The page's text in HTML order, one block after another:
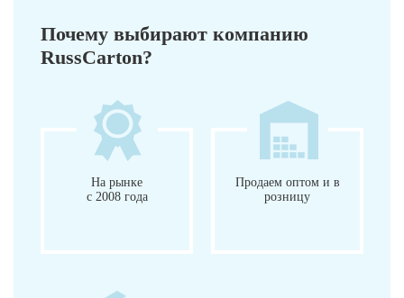
Почему выбирают компанию
RussCarton?
На рынке
с 2008 года
Продаем оптом и в
розницу